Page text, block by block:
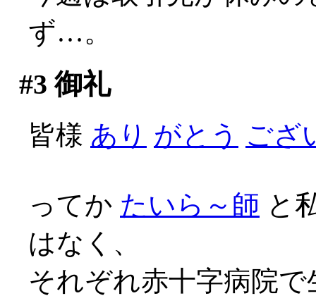
ず…。
#3 御礼
皆様 あり がとう ござ
ってか たいら～師 と
はなく、
それぞれ赤十字病院